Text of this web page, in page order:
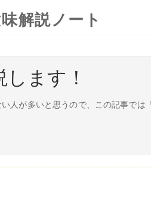
解説ノート
ます！
人が多いと思うので、この記事では